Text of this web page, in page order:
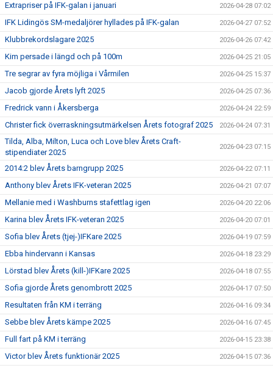
Extrapriser på IFK-galan i januari 2026-04-28 07:02
IFK Lidingös SM-medaljörer hyllades på IFK-galan 2026-04-27 07:52
Klubbrekordslagare 2025 2026-04-26 07:42
Kim persade i längd och på 100m 2026-04-25 21:05
Tre segrar av fyra möjliga i Vårmilen 2026-04-25 15:37
Jacob gjorde Årets lyft 2025 2026-04-25 07:36
Fredrick vann i Åkersberga 2026-04-24 22:59
Christer fick överraskningsutmärkelsen Årets fotograf 2025 2026-04-24 07:31
Tilda, Alba, Milton, Luca och Love blev Årets Craft-
stipendiater 2025
2026-04-23 07:15
2014:2 blev Årets barngrupp 2025 2026-04-22 07:11
Anthony blev Årets IFK-veteran 2025 2026-04-21 07:07
Mellanie med i Washburns stafettlag igen 2026-04-20 22:06
Karina blev Årets IFK-veteran 2025 2026-04-20 07:01
Sofia blev Årets (tjej-)IFKare 2025 2026-04-19 07:59
Ebba hindervann i Kansas 2026-04-18 23:29
Lörstad blev Årets (kill-)IFKare 2025 2026-04-18 07:55
Sofia gjorde Årets genombrott 2025 2026-04-17 07:50
Resultaten från KM i terräng 2026-04-16 09:34
Sebbe blev Årets kämpe 2025 2026-04-16 07:45
Full fart på KM i terräng 2026-04-15 23:38
Victor blev Årets funktionär 2025 2026-04-15 07:36